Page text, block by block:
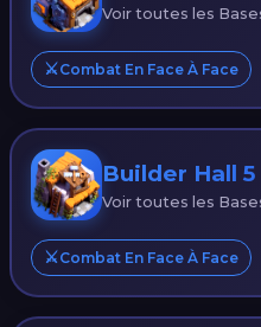
Voir toutes les
⚔️Combat En Face À Face
Builder Hall 5
Voir toutes les
⚔️Combat En Face À Face